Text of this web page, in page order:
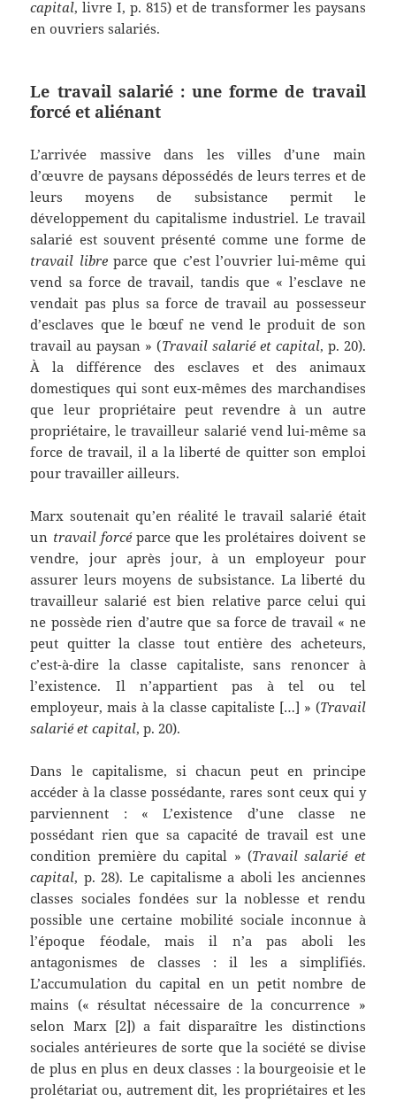
capital, livre I, p. 815) et de transformer les paysans
en ouvriers salariés.
Le travail salarié : une forme de travail
forcé et aliénant
L’arrivée massive dans les villes d’une main
d’œuvre de paysans dépossédés de leurs terres et de
leurs moyens de subsistance permit le
développement du capitalisme industriel. Le travail
salarié est souvent présenté comme une forme de
travail libreparce que c’est l’ouvrier lui-même qui
vend sa force de travail, tandis que « l’esclave ne
vendait pas plus sa force de travail au possesseur
d’esclaves que le bœuf ne vend le produit de son
travail au paysan » (Travail salarié et capital, p. 20).
À la différence des esclaves et des animaux
domestiques qui sont eux-mêmes des marchandises
que leur propriétaire peut revendre à un autre
propriétaire, le travailleur salarié vend lui-même sa
force de travail, il a la liberté de quitter son emploi
pour travailler ailleurs.
Marx soutenait qu’en réalité le travail salarié était
un travail forcéparce que les prolétaires doivent se
vendre, jour après jour, à un employeur pour
assurer leurs moyens de subsistance. La liberté du
travailleur salarié est bien relative parce celui qui
ne possède rien d’autre que sa force de travail « ne
peut quitter la classe tout entière des acheteurs,
c’est-à-dire la classe capitaliste, sans renoncer à
l’existence. Il n’appartient pas à tel ou tel
employeur, mais à la classe capitaliste […] » (Travail
salarié et capital, p. 20).
Dans le capitalisme, si chacun peut en principe
accéder à la classe possédante, rares sont ceux qui y
parviennent : « L’existence d’une classe ne
possédant rien que sa capacité de travail est une
condition première du capital » (Travail salarié et
capital, p. 28). Le capitalisme a aboli les anciennes
classes sociales fondées sur la noblesse et rendu
possible une certaine mobilité sociale inconnue à
l’époque féodale, mais il n’a pas aboli les
antagonismes de classes : il les a simplifiés.
L’accumulation du capital en un petit nombre de
mains (« résultat nécessaire de la concurrence »
selon Marx [2]) a fait disparaître les distinctions
sociales antérieures de sorte que la société se divise
de plus en plus en deux classes : la bourgeoisie et le
prolétariat ou, autrement dit, les propriétaires et les